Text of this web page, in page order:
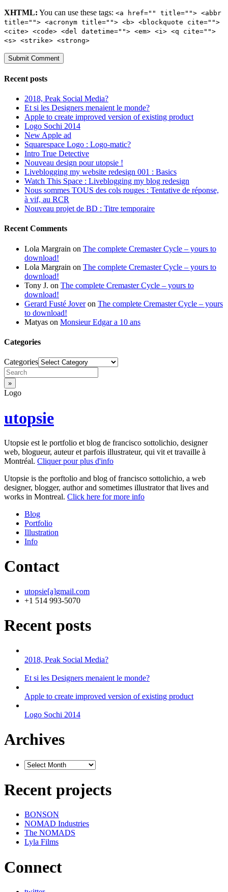
XHTML: You can use these tags: <a href="" title=""> <abbr
title=""> <acronym title=""> <b> <blockquote cite="">
<cite> <code> <del datetime=""> <em> <i> <q cite="">
<s> <strike> <strong>
Recent posts
2018, Peak Social Media?
Et si les Designers menaient le monde?
Apple to create improved version of existing product
Logo Sochi 2014
New Apple ad
Squarespace Logo : Logo-matic?
Intro True Detective
Nouveau design pour utopsie !
Liveblogging my website redesign 001 : Basics
Watch This Space : Liveblogging my blog redesign
Nous sommes TOUS des cols rouges : Tentative de réponse,
à vif, au RCR
Nouveau projet de BD : Titre temporaire
Recent Comments
Lola Margrain on The complete Cremaster Cycle – yours to
download!
Lola Margrain on The complete Cremaster Cycle – yours to
download!
Tony J. on The complete Cremaster Cycle – yours to
download!
Gerard Fusté Joveron The complete Cremaster Cycle – yours
to download!
Matyas on Monsieur Edgar a 10 ans
Categories
Categories
Logo
utopsie
Utopsie est le portfolio et blog de francisco sottolichio, designer
web, blogueur, auteur et parfois illustrateur, qui vit et travaille à
Montréal. Cliquer pour plus d'info
Utopsie is the porftolio and blog of francisco sottolichio, a web
designer, blogger, author and sometimes illustrator that lives and
works in Montreal. Click here for more info
Blog
Portfolio
Illustration
Info
Contact
utopsie[a]gmail.com
+1 514 993-5070
Recent posts
2018, Peak Social Media?
Et si les Designers menaient le monde?
Apple to create improved version of existing product
Logo Sochi 2014
Archives
Recent projects
BONSON
NOMAD Industries
The NOMADS
Lyla Films
Connect